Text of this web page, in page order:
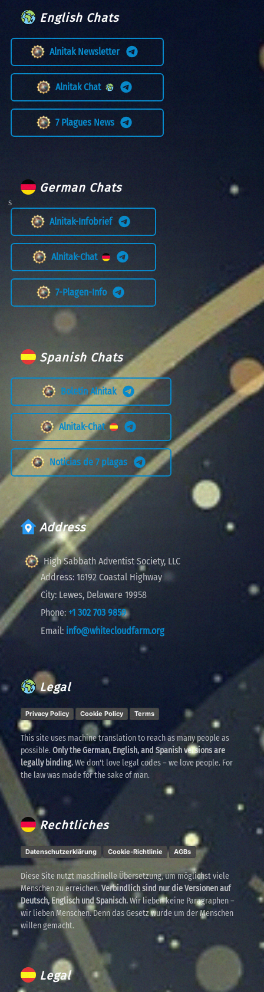
English Chats
Alnitak Newsletter
Alnitak Chat
7 Plagues News
German Chats
Alnitak-Infobrief
Alnitak-Chat
7-Plagen-Info
Spanish Chats
Boletín Alnitak
Alnitak-Chat
Noticias de 7 plagas
Address
High Sabbath Adventist Society, LLC
Address: 16192 Coastal Highway
City: Lewes, Delaware 19958
Phone: +1 302 703 9859
Email: info@whitecloudfarm.org
Legal
Privacy Policy Cookie Policy Terms
This site uses machine translation to reach as many people as
possible.Only the German, English, and Spanish versions are
legally binding.We don't love legal codes – we love people. For
the law was made for the sake of man.
Rechtliches
Datenschutzerklärung Cookie-Richtlinie AGBs
Diese Site nutzt maschinelle Übersetzung, um möglichst viele
Menschen zu erreichen.Verbindlich sind nur die Versionen auf
Deutsch, Englisch und Spanisch.Wir lieben keine Paragraphen –
wir lieben Menschen. Denn das Gesetz wurde um der Menschen
willen gemacht.
Legal